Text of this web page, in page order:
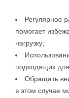
Регулярное
помогает
нагрузку;
подходящих
Обращать
в этом случае